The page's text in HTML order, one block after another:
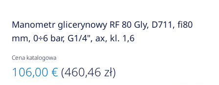
Manometr glicerynowy RF 80 Gly, D711, fi80
mm, 0÷6 bar, G1/4", ax, kl. 1,6
Cena katalogowa
106,00 € (460,46 zł)